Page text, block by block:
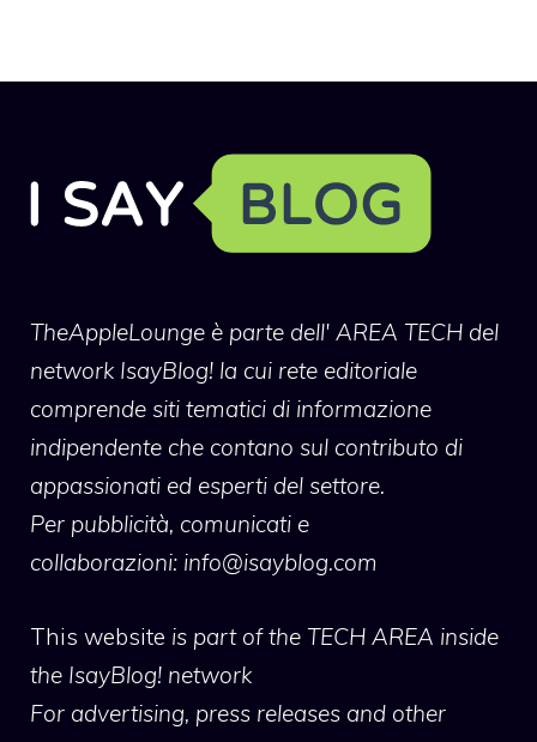
TheAppleLounge è parte dell' AREA TECH del
network IsayBlog! la cui rete editoriale
comprende siti tematici di informazione
indipendente che contano sul contributo di
appassionati ed esperti del settore.
Per pubblicità, comunicati e
collaborazioni: info@isayblog.com
This website is part of the TECH AREA inside
the IsayBlog! network
For advertising, press releases and other